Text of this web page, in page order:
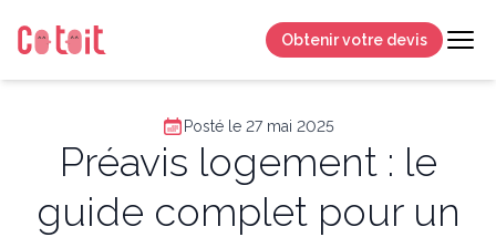
Obtenir votre devis
Posté le 27 mai 2025
Préavis logement : le
guide complet pour un